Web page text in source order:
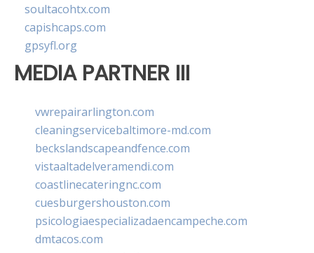
soultacohtx.com
capishcaps.com
gpsyfl.org
MEDIA PARTNER III
vwrepairarlington.com
cleaningservicebaltimore-md.com
beckslandscapeandfence.com
vistaaltadelveramendi.com
coastlinecateringnc.com
cuesburgershouston.com
psicologiaespecializadaencampeche.com
dmtacos.com